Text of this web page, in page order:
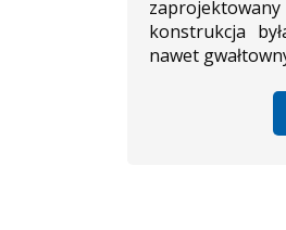
konstrukcja
nawet